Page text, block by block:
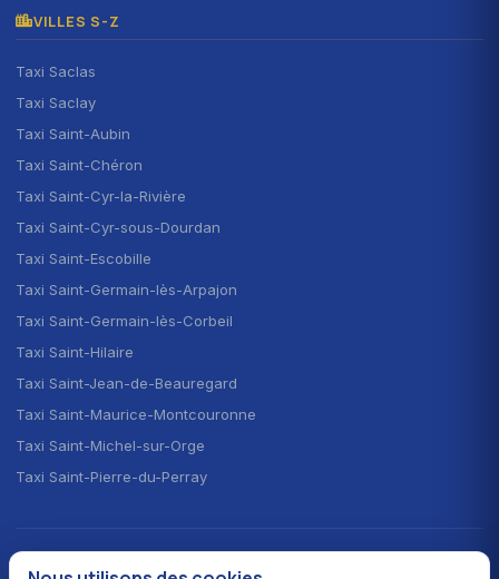
VILLES S-Z
Taxi Saclas
Taxi Saclay
Taxi Saint-Aubin
Taxi Saint-Chéron
Taxi Saint-Cyr-la-Rivière
Taxi Saint-Cyr-sous-Dourdan
Taxi Saint-Escobille
Taxi Saint-Germain-lès-Arpajon
Taxi Saint-Germain-lès-Corbeil
Taxi Saint-Hilaire
Taxi Saint-Jean-de-Beauregard
Taxi Saint-Maurice-Montcouronne
Taxi Saint-Michel-sur-Orge
Taxi Saint-Pierre-du-Perray
CHOISIR LA LANGUE · CHOOSE YOUR LANGUAGE